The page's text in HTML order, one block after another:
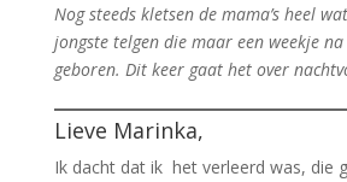
Nog steeds kletsen de mama’s heel
jongste telgen die maar een weekje
geboren. Dit keer gaat het over
Lieve Marinka,
Ik dacht dat ik het verleerd was, die